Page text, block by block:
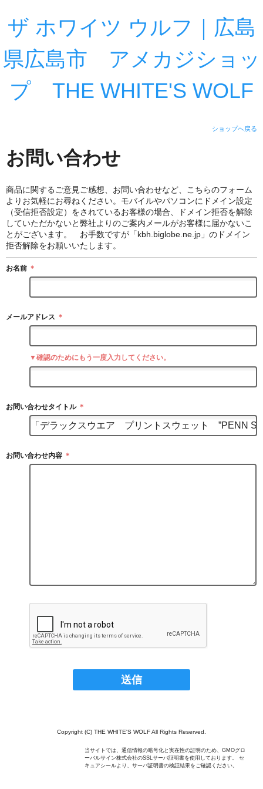
ザ ホワイツ ウルフ｜広島
県広島市 アメカジショッ
プ THE WHITE'S WOLF
ショップへ戻る
お問い合わせ
商品に関するご意見ご感想、お問い合わせなど、こちらのフォーム
よりお気軽にお尋ねください。モバイルやパソコンにドメイン設定
（受信拒否設定）をされているお客様の場合、ドメイン拒否を解除
していただかないと弊社よりのご案内メールがお客様に届かないこ
とがございます。 お手数ですが「kbh.biglobe.ne.jp」のドメイン
拒否解除をお願いいたします。
お名前 ＊
メールアドレス ＊
▼確認のためにもう一度入力してください。
お問い合わせタイトル ＊
お問い合わせ内容 ＊
Copyright (C) THE WHITE'S WOLF All Rights Reserved.
当サイトでは、通信情報の暗号化と実在性の証明のため、GMOグロ
ーバルサイン株式会社のSSLサーバ証明書を使用しております。 セ
キュアシールより、サーバ証明書の検証結果をご確認ください。